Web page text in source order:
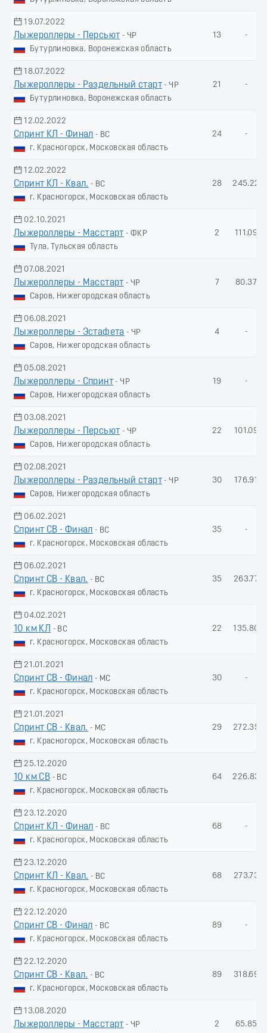
19.07.2022
Лыжероллеры - Пеpсьют - ЧР
Бутурлиновка, Воронежская область
13 -
18.07.2022
Лыжероллеры - Раздельный старт - ЧР
Бутурлиновка, Воронежская область
21 -
12.02.2022
Спринт КЛ - Финал - ВС
г. Красногорск, Московская область
24 -
12.02.2022
Спринт КЛ - Квал. - ВС
г. Красногорск, Московская область
28 245.22
02.10.2021
Лыжероллеры - Масстарт - ФКР
Тула, Тульская область
2 111.09
07.08.2021
Лыжероллеры - Масстарт - ЧР
Саров, Нижегородская область
7 80.37
06.08.2021
Лыжероллеры - Эстафета - ЧР
Саров, Нижегородская область
4 -
05.08.2021
Лыжероллеры - Спринт - ЧР
Саров, Нижегородская область
19 -
03.08.2021
Лыжероллеры - Пеpсьют - ЧР
Саров, Нижегородская область
22 101.09
02.08.2021
Лыжероллеры - Раздельный старт - ЧР
Саров, Нижегородская область
30 176.91
06.02.2021
Спринт СВ - Финал - ВС
г. Красногорск, Московская область
35 -
06.02.2021
Спринт СВ - Квал. - ВС
г. Красногорск, Московская область
35 263.77
04.02.2021
10 км КЛ
- ВС
г. Красногорск, Московская область
22 135.80
21.01.2021
Спринт СВ - Финал - МС
г. Красногорск, Московская область
30 -
21.01.2021
Спринт СВ - Квал. - МС
г. Красногорск, Московская область
29 272.35
25.12.2020
10 км СВ - ВС
г. Красногорск, Московская область
64 226.83
23.12.2020
Спринт КЛ - Финал - ВС
г. Красногорск, Московская область
68 -
23.12.2020
Спринт КЛ - Квал. - ВС
г. Красногорск, Московская область
68 273.73
22.12.2020
Спринт СВ - Финал - ВС
г. Красногорск, Московская область
89 -
22.12.2020
Спринт СВ - Квал. - ВС
г. Красногорск, Московская область
89 318.69
13.08.2020
Лыжероллеры - Масстарт - ЧР
2 65.85